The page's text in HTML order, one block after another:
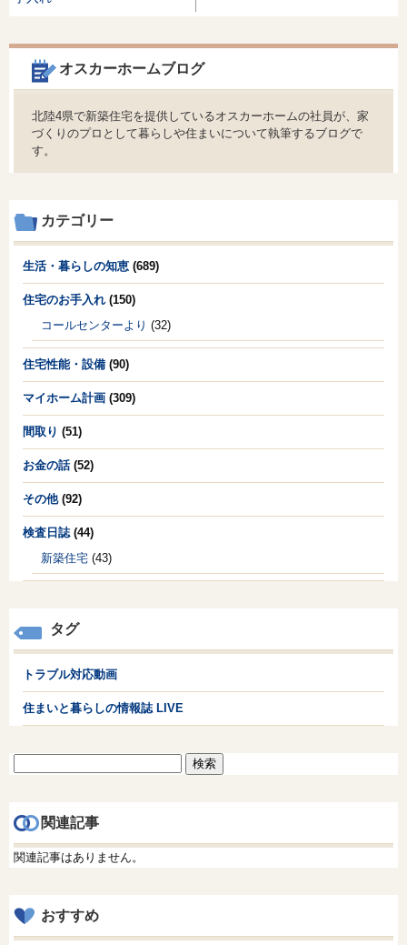
オスカーホームブログ
北陸4県で新築住宅を提供しているオスカーホームの社員が、家
づくりのプロとして暮らしや住まいについて執筆するブログで
す。
カテゴリー
生活・暮らしの知恵 (689)
住宅のお手入れ (150)
コールセンターより (32)
住宅性能・設備 (90)
マイホーム計画 (309)
間取り (51)
お金の話(52)
その他(92)
検査日誌(44)
新築住宅 (43)
タグ
トラブル対応動画
住まいと暮らしの情報誌 LIVE
関連記事
関連記事はありません。
おすすめ